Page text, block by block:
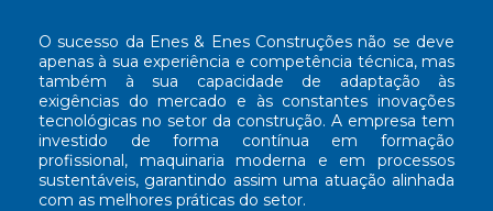
O sucesso da Enes & Enes Construções não se deve
apenas à sua experiência e competência técnica, mas
também à sua capacidade de adaptação às
exigências do mercado e às constantes inovações
tecnológicas no setor da construção. A empresa tem
investido de forma contínua em formação
profissional, maquinaria moderna e em processos
sustentáveis, garantindo assim uma atuação alinhada
com as melhores práticas do setor.